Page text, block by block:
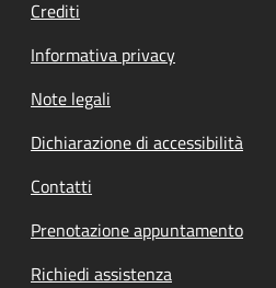
Crediti
Informativa privacy
Note legali
Dichiarazione di accessibilità
Contatti
Prenotazione appuntamento
Richiedi assistenza